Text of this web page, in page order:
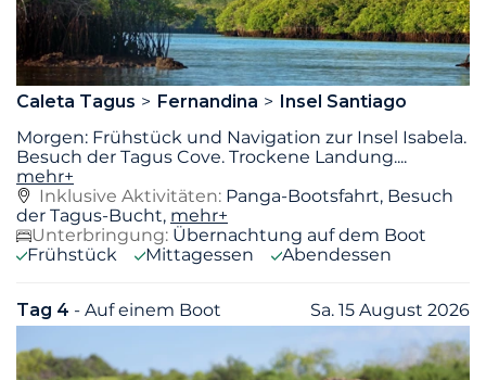
Caleta Tagus Fernandina
Insel Santiago
Morgen: Frühstück und Navigation zur Insel Isabela.
Besuch der Tagus Cove. Trockene Landung....
mehr+
Inklusive Aktivitäten: Panga-Bootsfahrt, Besuch
der Tagus-Bucht, mehr+
Unterbringung: Übernachtung auf dem Boot
Frühstück
Mittagessen Abendessen
Tag 4 - Auf einem Boot Sa. 15 August 2026